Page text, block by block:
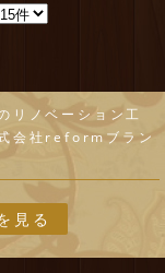
リノベーション工
会社reformブラン
見る